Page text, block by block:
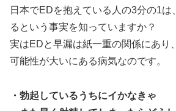
日本でEDを抱えている人の3分の1は
るという事実を知っていますか？
実はEDと早漏は紙一重の関係にあり
可能性が大いにある病気なのです。
・勃起しているうちにイかなきゃ